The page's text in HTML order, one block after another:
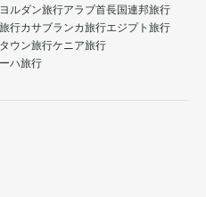
ヨルダン旅行アラブ首長国連邦旅行
行カサブランカ旅行エジプト旅行
ウン旅行ケニア旅行
ーハ旅行